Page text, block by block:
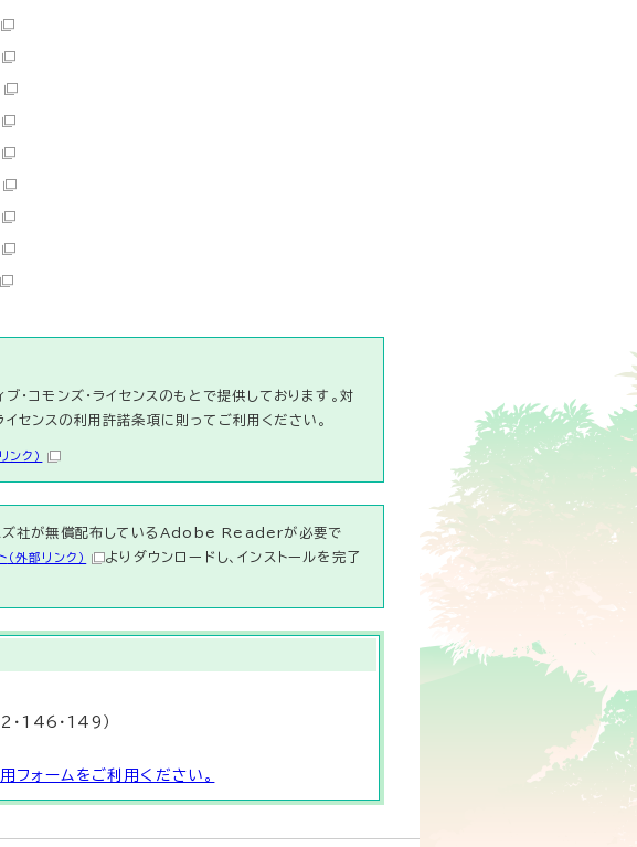
・コモンズ・ライセンスのもとで提供しております。対
センスの利用許諾条項に則ってご利用ください。
ンク）
ズ社が無償配布しているAdobe Readerが必要で
（外部リンク）
よりダウンロードし、インストールを完了
・146・149）
フォームをご利用ください。